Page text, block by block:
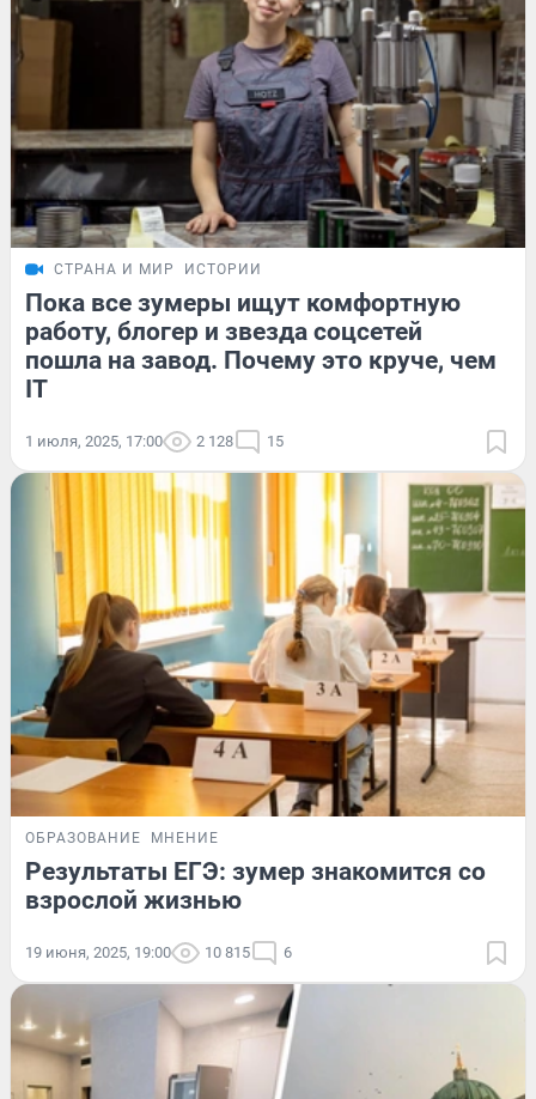
СТРАНА И МИР ИСТОРИИ
Пока все зумеры ищут комфортную
работу, блогер и звезда соцсетей
пошла на завод. Почему это круче, чем
IT
1 июля, 2025, 17:00 2 128 15
ОБРАЗОВАНИЕ МНЕНИЕ
Результаты ЕГЭ: зумер знакомится со
взрослой жизнью
19 июня, 2025, 19:00 10 815 6